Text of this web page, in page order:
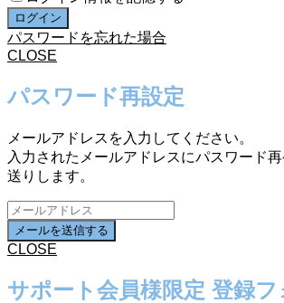
パスワードを忘れた場合
CLOSE
パスワード再設定
メールアドレスを入力してください。
入力されたメールアドレスにパスワード
送りします。
CLOSE
サポート会員様限定 登録フ